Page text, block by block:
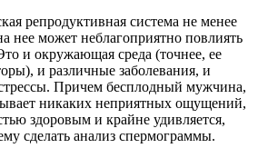
репродуктивная система не менее
нее может неблагоприятно повлиять
и окружающая среда (точнее, ее
и различные заболевания, и
Причем бесплодный мужчина,
никаких неприятных ощущений,
здоровым и крайне удивляется,
сделать анализ спермограммы.